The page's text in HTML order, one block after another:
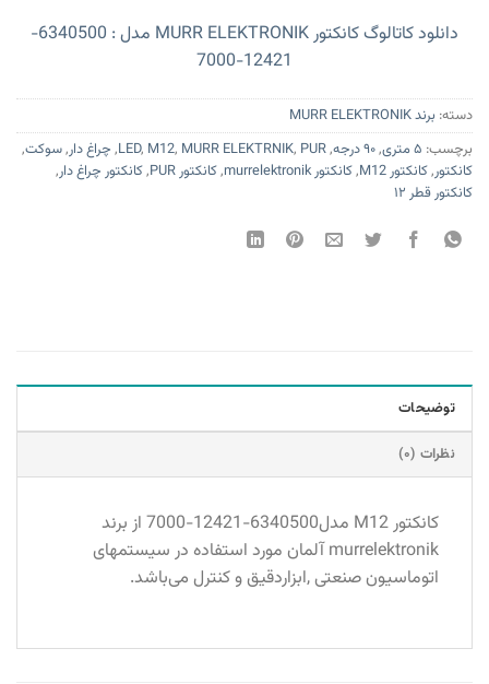
دانلود کاتالوگ کانکتور MURR ELEKTRONIK مدل : 6340500-
12421-7000
دسته: برند MURR ELEKTRONIK
برچسب: ۵ متری ,۹۰ درجه ,
LED, M12, MURR ELEKTRNIK, PUR
, چراغ دار,سوکت,
کانکتور,کانکتور M12 ,کانکتور murrelektronik ,کانکتور PUR ,کانکتور چراغ دار,
کانکتور قطر ۱۲
توضیحات
نظرات (۰)
کانکتور M12 مدل6340500-12421-7000 از برند
murrelektronik آلمان مورد استفاده در سیستمهای
اتوماسیون صنعتی ,ابزاردقیق و کنترل می‌باشد.